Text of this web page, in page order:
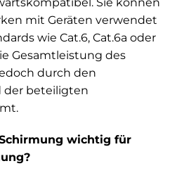
mit Geräten verwendet
wie Cat.6, Cat.6a oder
Gesamtleistung des
durch den
der beteiligten
wichtig für